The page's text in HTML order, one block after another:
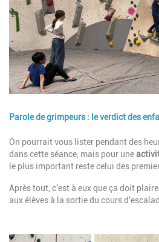
Parole de grimpeurs : le verdict des
Description
On pourrait vous lister pendant des
dans cette séance, mais pour une
le plus important reste celui des
Après tout, c'est à eux que ça doit
aux élèves à la sortie du cours
Image